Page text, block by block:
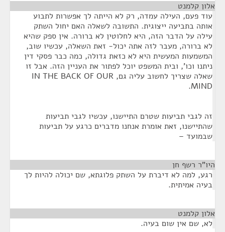
אלון קלמנט
עוד פעם, העילה עמדה, רק לא הייתה לך אפשרות לתבוע
אותה בתביעה ייצוגית. התשובה לשאלה האם יחול השתק
עילה על הדבר הזה, היא לחלוטין לא ברורה. אין ספק שהיא
לא ברורה, מעבר לזה אתה יכול- זאת השאלה, עכשיו שוב,
המשמעות המעשית היא לא כזאת גדולה, כמה כבר פסקי דין
ניתנו וכו', ובית המשפט יוכל לפתור את העניין הזה. אבל זו
שאלה שצריך לחשוב עליה גם, IN THE BACK OF OUR
MIND.
זה לגבי תביעות שטרם התיישנו, עכשיו לגבי תביעות
שהתיישנו, זאת אומרת אנחנו מדברים כרגע על תביעות
שבמועד –
היו"ר רשף חן
רגע, למה לא דיברת על השתק פלוגתא, שם יכולה להיות לך
בעיה אמיתית.
אלון קלמנט
לא, שם אין שום בעיה.